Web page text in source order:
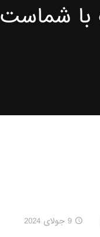
با شماست
9 جولای 2024